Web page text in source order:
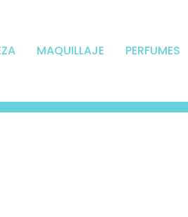
MAQUILLAJE PERFUMES